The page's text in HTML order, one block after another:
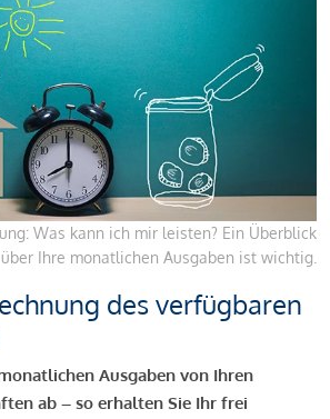
Was kann ich mir leisten? Ein Überblick
über Ihre monatlichen Ausgaben ist wichtig.
des verfügbaren
Ausgaben von Ihren
ab – so erhalten Sie Ihr frei